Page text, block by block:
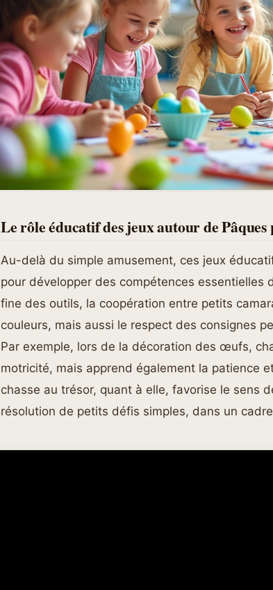
Le rôle éducatif des jeux autour de Pâques
Au-delà du simple amusement, ces jeux
pour développer des compétences essentielles
fine des outils, la coopération entre petits
couleurs, mais aussi le respect des consignes
Par exemple, lors de la décoration des œufs,
motricité, mais apprend également la patience
chasse au trésor, quant à elle, favorise le sens
résolution de petits défis simples, dans un